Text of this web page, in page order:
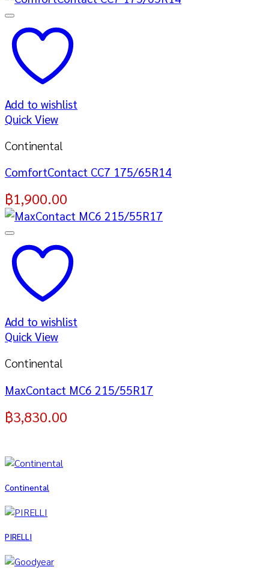
Add to wishlist
Quick View
Continental
ComfortContact CC7 175/65R14
฿1,900.00
Add to wishlist
Quick View
Continental
MaxContact MC6 215/55R17
฿3,830.00
Continental
PIRELLI